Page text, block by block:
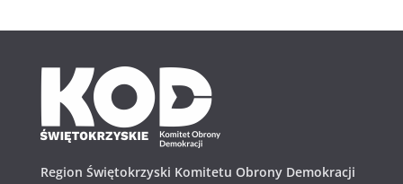
u
Region Świętokrzyski Komitetu Obrony Demokracji